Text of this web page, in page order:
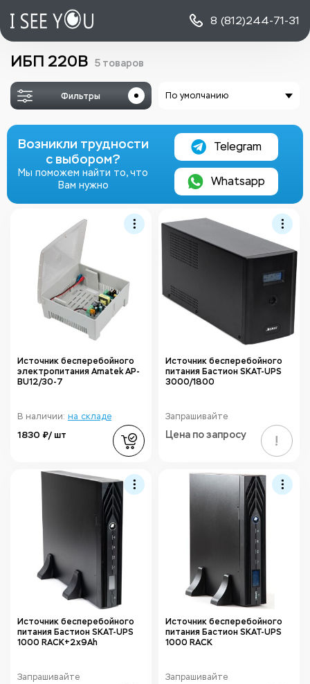
8 (812)244-71-31
ИБП 220В 5 товаров
Фильтры По умолчанию
Возникли трудности
с выбором?
Мы поможем найти то, что
Вам нужно
Telegram
Whatsapp
Источник бесперебойного
электропитания Amatek AP-
BU12/30-7
В наличии: на складе
1830 ₽/ шт
Источник бесперебойного
питания Бастион SKAT-UPS
3000/1800
Запрашивайте
Цена по запросу !
Источник бесперебойного
питания Бастион SKAT-UPS
1000 RACK+2x9Ah
Запрашивайте
Источник бесперебойного
питания Бастион SKAT-UPS
1000 RACK
Запрашивайте